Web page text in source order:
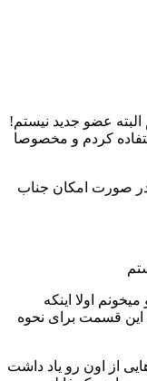
عضو جدید نیستم!
کردم و مخصوصا
صورت امکان جناب
اولا اینکه
این قسمت برای نحوه
از اون رو یاد داشت